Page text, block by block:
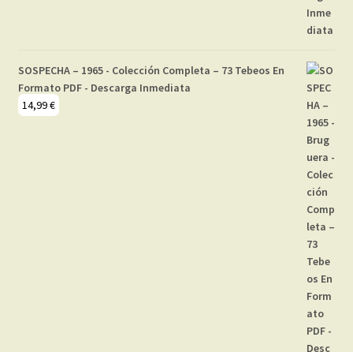
SOSPECHA – 1965 - Colección Completa – 73 Tebeos En
Formato PDF - Descarga Inmediata
14,99€